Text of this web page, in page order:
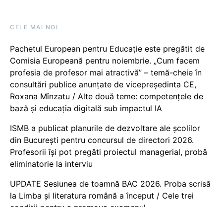
CELE MAI NOI
Pachetul European pentru Educație este pregătit de
Comisia Europeană pentru noiembrie. „Cum facem
profesia de profesor mai atractivă” – temă-cheie în
consultări publice anunțate de vicepreședinta CE,
Roxana Mînzatu / Alte două teme: competențele de
bază și educația digitală sub impactul IA
ISMB a publicat planurile de dezvoltare ale școlilor
din București pentru concursul de directori 2026.
Profesorii își pot pregăti proiectul managerial, probă
eliminatorie la interviu
UPDATE Sesiunea de toamnă BAC 2026. Proba scrisă
la Limba și literatura română a început / Cele trei